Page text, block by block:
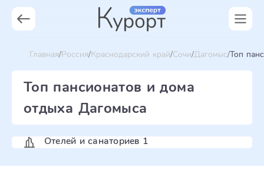
Главная Россия Краснодарский край Сочи Дагомыс Топ
Топ пансионатов и дома
отдыха Дагомыса
Отелей и санаториев 1